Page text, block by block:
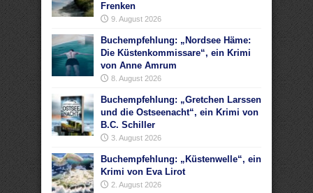
Frenken
9. August 2026
Buchempfehlung: „Nordsee Häme:
Die Küstenkommissare“, ein Krimi
von Anne Amrum
8. August 2026
Buchempfehlung: „Gretchen Larssen
und die Ostseenacht“, ein Krimi von
B.C. Schiller
3. August 2026
Buchempfehlung: „Küstenwelle“, ein
Krimi von Eva Lirot
2. August 2026